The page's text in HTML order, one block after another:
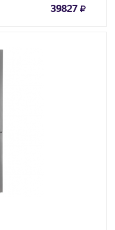
39827